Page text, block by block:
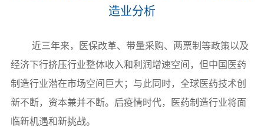
造业分析
近三年来，医保改革、带量采购、两票制等政策以及
经济下行挤压行业整体收入和利润增速空间，但中国医药
制造行业潜在市场空间巨大；与此同时，全球医药技术创
新不断，资本兼并不断。后疫情时代，医药制造行业将面
临新机遇和新挑战。